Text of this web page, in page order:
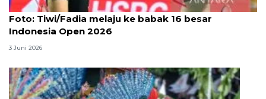
Foto
Foto: Tiwi/Fadia melaju ke babak 16 besar
Indonesia Open 2026
3 Juni 2026